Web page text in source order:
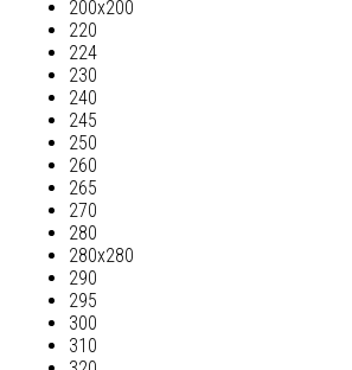
200х200
220
224
230
240
245
250
260
265
270
280
280х280
290
295
300
310